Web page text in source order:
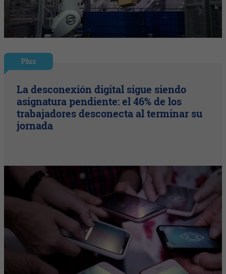
Plus
La desconexión digital sigue siendo
asignatura pendiente: el 46% de los
trabajadores desconecta al terminar su
jornada